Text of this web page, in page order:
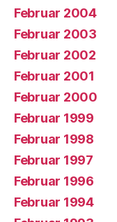
Februar 2004
Februar 2003
Februar 2002
Februar 2001
Februar 2000
Februar 1999
Februar 1998
Februar 1997
Februar 1996
Februar 1994